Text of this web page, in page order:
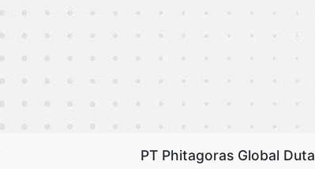
PT Phitagoras Global Duta